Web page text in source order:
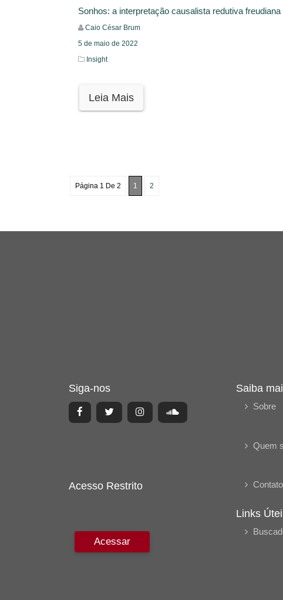
Sonhos: a interpretação causalista redutiva freudiana
Caio César Brum
5 de maio de 2022
Insight
Leia Mais
Página 1 De 2 1 2
Siga-nos
Acesso Restrito
Acessar
Saiba
Sobre
Quem
Contato
Links